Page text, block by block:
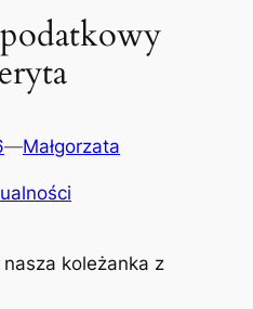
—Małgorzata
koleżanka z